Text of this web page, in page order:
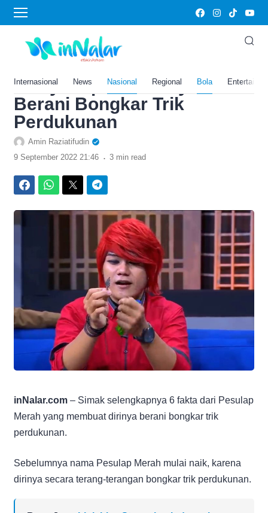
Internasional News Nasional Regional Bola
Home›Bola
Berikut ini 6 Fakta Pesulap
Merah, Ternyata ini yang
Menyebapkan Dirinya
Berani Bongkar Trik
Perdukunan
Amin Raziatifudin
9 September 2022 21:46 . 3 min read
inNalar.com – Simak selengkapnya 6 fakta dari Pesulap
Merah yang membuat dirinya berani bongkar trik
perdukunan.
Sebelumnya nama Pesulap Merah mulai naik, karena
dirinya secara terang-terangan bongkar trik perdukunan.